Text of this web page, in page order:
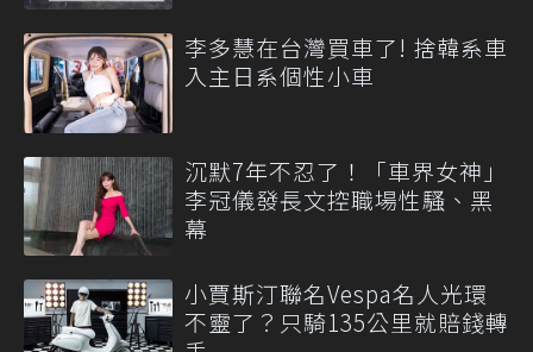
李多慧在台灣買車了! 捨韓系車
入主日系個性小車
沉默7年不忍了！「車界女神」
李冠儀發長文控職場性騷、黑
幕
小賈斯汀聯名Vespa名人光環
不靈了？只騎135公里就賠錢轉